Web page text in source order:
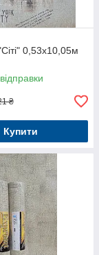
0,53x10,05м
₴
Купити